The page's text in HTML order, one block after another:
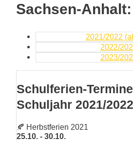
Sachsen-Anhalt:
2021/2022
2022/
2023/
Schulferien-
Schuljahr 2021/2022
🍂 Herbstferien 2021
25.10. - 30.10.